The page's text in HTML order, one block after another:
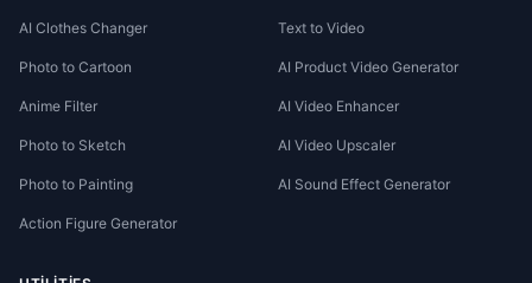
AI Clothes Changer
Photo to Cartoon
Anime Filter
Photo to Sketch
Photo to Painting
Action Figure Generator
Text to Video
AI Product Video Generator
AI Video Enhancer
AI Video Upscaler
AI Sound Effect Generator